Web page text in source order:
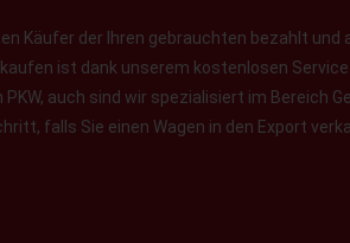
Käufer der Ihren gebrauchten bezahlt
ist dank unserem kostenlosen
auch sind wir spezialisiert im Bereich
falls Sie einen Wagen in den Export